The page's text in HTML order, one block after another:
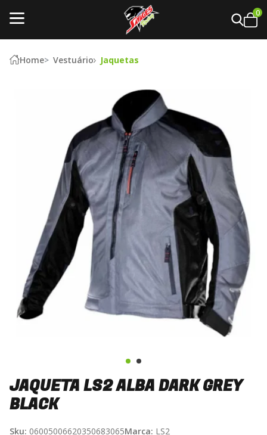
0
Home Vestuário Jaquetas
JAQUETA LS2 ALBA DARK GREY
BLACK
Sku: 06005006620350683065Marca: LS2